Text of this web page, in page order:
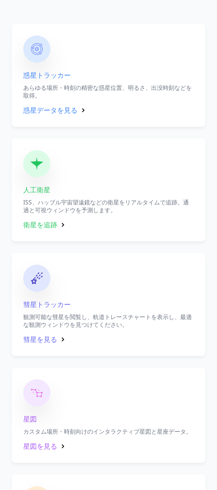
惑星トラッカー
あらゆる場所・時刻の精密な惑星位置、明るさ、出没時刻などを
取得。
惑星データを見る
人工衛星
ISS、ハッブル宇宙望遠鏡などの衛星をリアルタイムで追跡。通
過と可視ウィンドウを予測します。
衛星を追跡
彗星トラッカー
観測可能な彗星を閲覧し、軌道トレースチャートを表示し、最適
な観測ウィンドウを見つけてください。
彗星を見る
星図
カスタム場所・時刻向けのインタラクティブ星図と星座データ。
星図を見る